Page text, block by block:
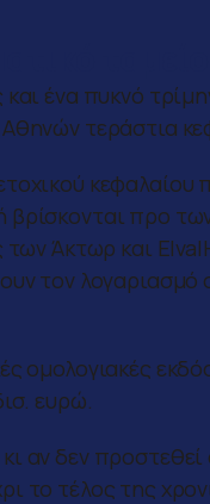
και ένα πυκνό
τεράστια
κεφαλαίου
βρίσκονται προ
των Άκτωρ και
τον λογαριασμό
ομολογιακές
ευρώ.
αν δεν προστεθεί
το τέλος της